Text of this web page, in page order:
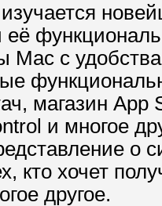
изучается
её
Mac с
магазин
и многое
о
кто хочет
другое.